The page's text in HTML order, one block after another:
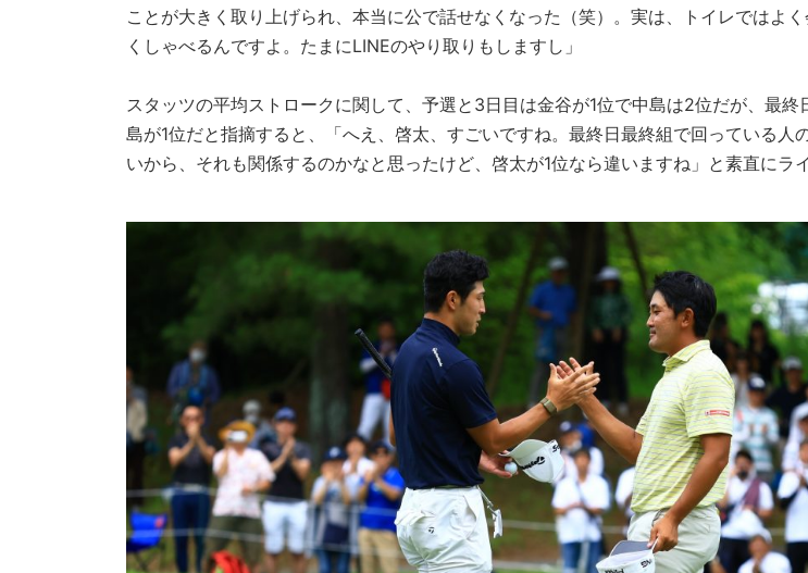
ことが大きく取り上げられ、本当に公で話せなくなった（笑）。実は、トイレではよ
くしゃべるんですよ。たまにLINEのやり取りもしますし」
スタッツの平均ストロークに関して、予選と3日目は金谷が1位で中島は2位だが、最終
島が1位だと指摘すると、「へえ、啓太、すごいですね。最終日最終組で回っている人
いから、それも関係するのかなと思ったけど、啓太が1位なら違いますね」と素直にラ